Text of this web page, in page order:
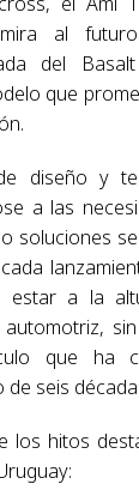
al
del
que
diseño y
a las
soluciones
estar a la
que ha
seis
los hitos